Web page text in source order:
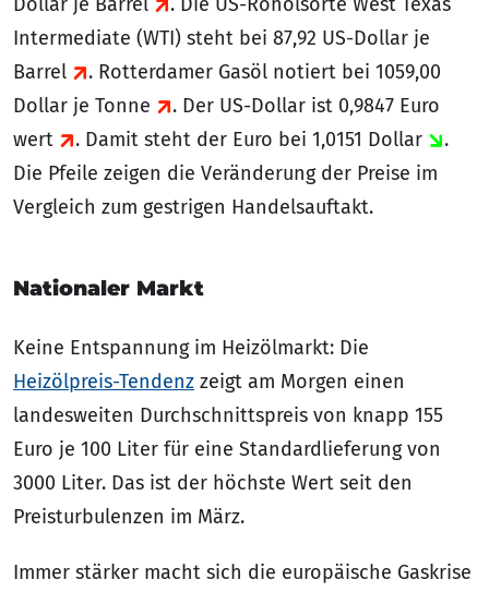
Intermediate (WTI) steht bei 87,92 US-Dollar je
Barrel
. Rotterdamer Gasöl notiert bei 1059,00
Dollar je Tonne
. Der US-Dollar ist 0,9847 Euro
wert
. Damit steht der Euro bei 1,0151 Dollar
.
Die Pfeile zeigen die Veränderung der Preise im
Vergleich zum gestrigen Handelsauftakt.
Nationaler Markt
Keine Entspannung im Heizölmarkt: Die
Heizölpreis-Tendenz zeigt am Morgen einen
landesweiten Durchschnittspreis von knapp 155
Euro je 100 Liter für eine Standardlieferung von
3000 Liter. Das ist der höchste Wert seit den
Preisturbulenzen im März.
Immer stärker macht sich die europäische Gaskrise